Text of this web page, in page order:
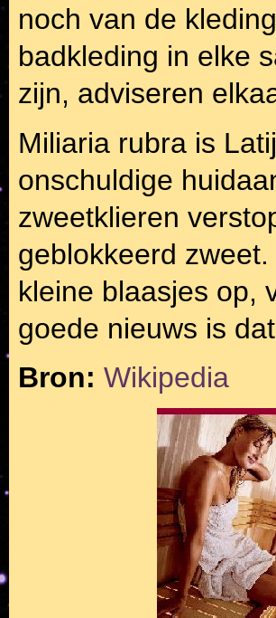
noch van de
badkleding in elke
zijn, adviseren
Miliaria rubra is
onschuldige
zweetklieren
geblokkeerd
kleine blaasjes op,
goede nieuws is
Bron: Wikipedia